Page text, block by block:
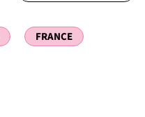
FRANCE